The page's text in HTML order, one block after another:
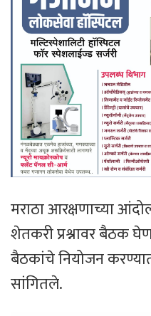
मराठा आरक्षणाच्या
शेतकरी प्रश्नावर बैठक
बैठकांचे नियोजन
सांगितले.